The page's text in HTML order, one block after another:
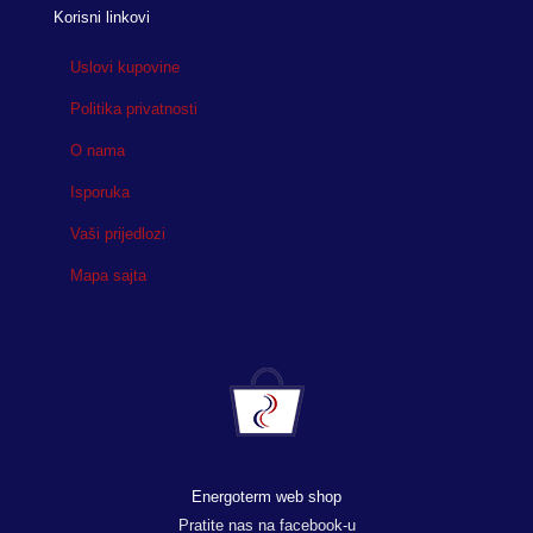
Korisni linkovi
Uslovi kupovine
Politika privatnosti
O nama
Isporuka
Vaši prijedlozi
Mapa sajta
Energoterm web shop
Pratite nas na facebook-u